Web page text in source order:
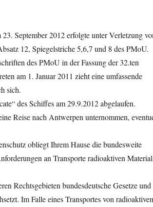
September 2012 erfolgte unter Verletzung
12, Spiegelstriche 5,6,7 und 8 des PMoU.
des PMoU in der Fassung der 32.ten
am 1. Januar 2011 zieht eine umfassende
sich.
des Schiffes am 29.9.2012 abgelaufen.
Reise nach Antwerpen unternommen,
obliegt Ihrem Hause die bundesweite
an Transporte radioaktiven
Rechtsgebieten bundesdeutsche Gesetze und
Im Falle eines Transportes von